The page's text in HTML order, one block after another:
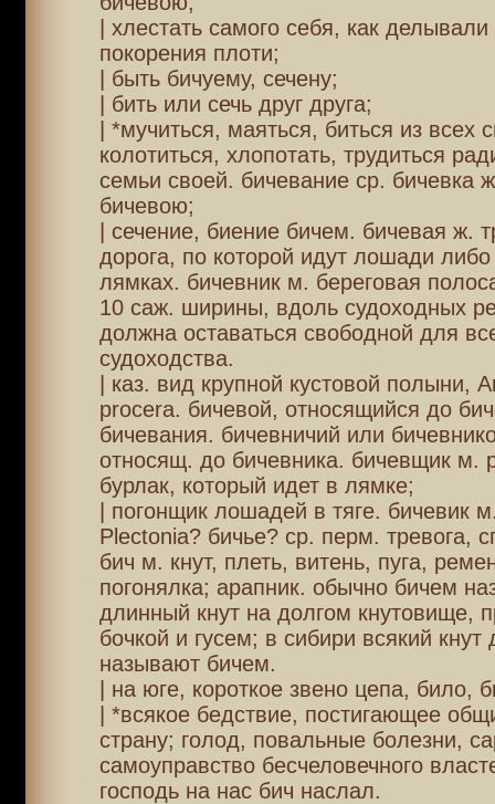
| хлестать самого себя, как
покорения плоти;
| быть бичуему, сечену;
| бить или сечь друг друга;
| *мучиться, маяться, биться из всех
колотиться, хлопотать, трудиться
семьи своей. бичевание ср. бичевка
бичевою;
| сечение, биение бичем. бичевая ж.
дорога, по которой идут лошади
лямках. бичевник м. береговая
10 саж. ширины, вдоль судоходных
должна оставаться свободной для
судоходства.
| каз. вид крупной кустовой полыни,
procera. бичевой, относящийся до
бичевания. бичевничий или
относящ. до бичевника. бичевщик м.
бурлак, который идет в лямке;
| погонщик лошадей в тяге. бичевик
Plectonia? бичье? ср. перм. тревога,
бич м. кнут, плеть, витень, пуга,
погонялка; арапник. обычно бичем
длинный кнут на долгом кнутовище,
бочкой и гусем; в сибири всякий кнут
называют бичем.
| на юге, короткое звено цепа, било,
| *всякое бедствие, постигающее
страну; голод, повальные болезни,
самоуправство бесчеловечного
господь на нас бич наслал.